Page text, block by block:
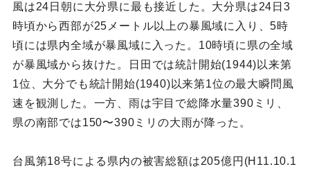
風は24日朝に大分県に最も接近した。大分県は24日3
時頃から西部が25メートル以上の暴風域に入り、5時
頃には県内全域が暴風域に入った。10時頃に県の全域
が暴風域から抜けた。日田では統計開始(1944)以来第
1位、大分でも統計開始(1940)以来第1位の最大瞬問風
速を観測した。一方、雨は宇目で総降水量390ミリ、
県の南部では150〜390ミリの大雨が降った。
台風第18号による県内の被害総額は205億円(H11.10.1